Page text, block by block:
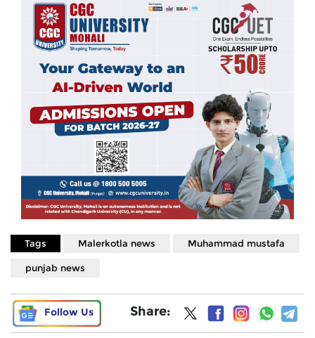
Tags Malerkotla news Muhammad mustafa
punjab news
Follow Us Share: